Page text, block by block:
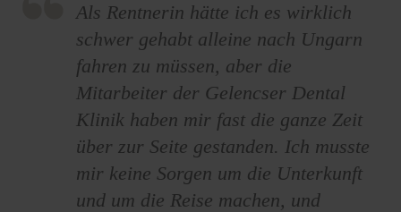
Als Rentnerin hätte ich es wirklich
schwer gehabt alleine nach Ungarn
fahren zu müssen, aber die
Mitarbeiter der Gelencser Dental
Klinik haben mir fast die ganze Zeit
über zur Seite gestanden. Ich musste
mir keine Sorgen um die Unterkunft
und um die Reise machen, und